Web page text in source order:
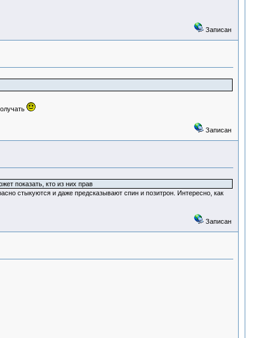
Записан
Записан
показать, кто из них прав
стыкуются и даже предсказывают спин и позитрон. Интересно, как
Записан